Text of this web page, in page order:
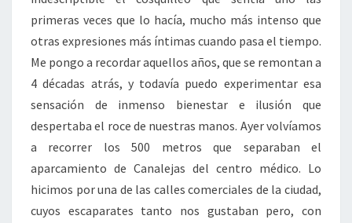
primeras veces que lo hacía, mucho más intenso que
otras expresiones más íntimas cuando pasa el tiempo.
Me pongo a recordar aquellos años, que se remontan a
4 décadas atrás, y todavía puedo experimentar esa
sensación de inmenso bienestar e ilusión que
despertaba el roce de nuestras manos. Ayer volvíamos
a recorrer los 500 metros que separaban el
aparcamiento de Canalejas del centro médico. Lo
hicimos por una de las calles comerciales de la ciudad,
cuyos escaparates tanto nos gustaban pero, con